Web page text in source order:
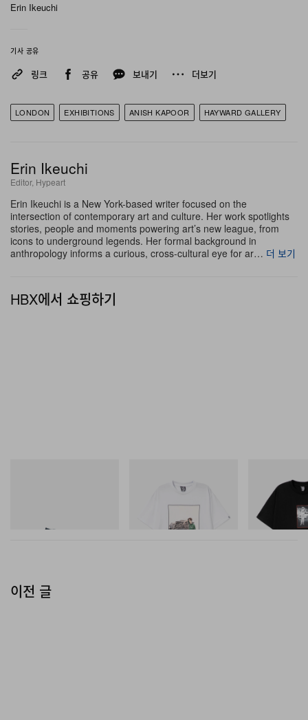
공간’이라 부르는 개념, 즉 물질성과 환영의 경계에 서 있는
리스트 인테리어를 통째로 집어삼키는 Vantablack의 블랙
홀부터 테라스에 자리한 거울 같은 포털에 이르기까지, 눈
세 점의 대형 설치작업이 전시의 축을 이룬다. 한 전시실은
스케일에 대한 감각 자체를 의심하게 만든다. 또 다른 공간
에는 피로 물든 산악 지형 같은 경계가 구불구불 이어지고,
중력을 거스르는 “Mount Moriah at the Gate of the
Ghetto”(2022)는 하늘에서 곧장 떨어져 바닥 타일과 불과
몇 센티미터를 남겨둔 채 세 번째 공간을 집어삼킨다.
회화와 조각들이다. 실리콘과 레진, 안료로 구현한 잔해들
United Kingdom
Erin Ikeuchi
기사 공유
링크 공유 보내기 더보기
LONDON EXHIBITIONS ANISH KAPOOR HAYWARD GALLERY
Erin Ikeuchi
Editor, Hypeart
Erin Ikeuchi is a New York-based writer focused on the
intersection of contemporary art and culture. Her work spotlights
stories, people and moments powering art’s new league, from
icons to underground legends. Her formal background in
anthropology informs a curious, cross-cultural eye for ar… 더 보기
HBX에서 쇼핑하기
Billionaire Boys Club X Initial
D Cotton T-Shirt 2
BILLIONAIRE
INITIAL D
쇼핑하기
이전 글